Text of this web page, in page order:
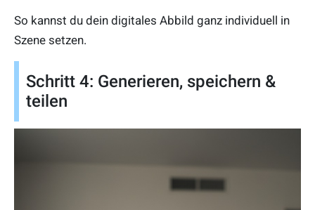
So kannst du dein digitales Abbild ganz individuell in
Szene setzen.
Schritt 4: Generieren, speichern &
teilen